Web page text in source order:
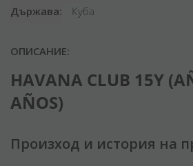
Държава
Куба
ОПИСАНИЕ:
HAVANA CLUB 15Y
AÑOS)
Произход и история на